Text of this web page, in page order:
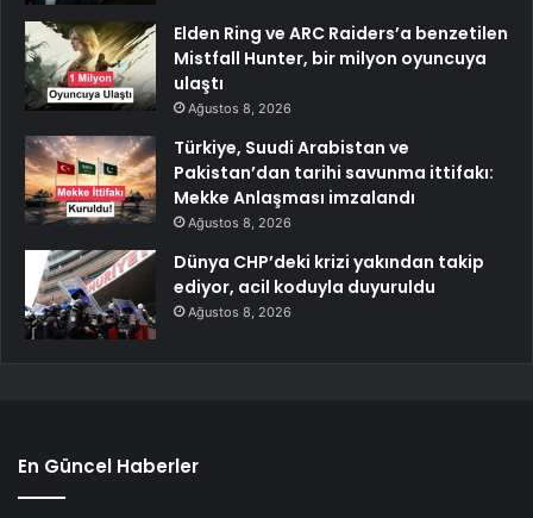
Elden Ring ve ARC Raiders’a benzetilen
Mistfall Hunter, bir milyon oyuncuya
ulaştı
Ağustos 8, 2026
Türkiye, Suudi Arabistan ve
Pakistan’dan tarihi savunma ittifakı:
Mekke Anlaşması imzalandı
Ağustos 8, 2026
Dünya CHP’deki krizi yakından takip
ediyor, acil koduyla duyuruldu
Ağustos 8, 2026
En Güncel Haberler